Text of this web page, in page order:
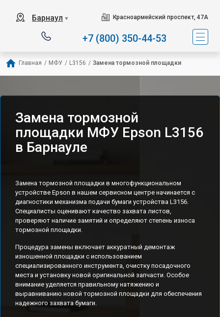
Барнаул ▼ Красноармейский проспект, 47А
+7 (800) 350-44-53
Главная / МФУ / L3156 / Замена тормозной площадки
Замена тормозной
площадки МФУ Epson L3156
в Барнауле
Замена тормозной площадки в многофункциональном
устройстве Epson в нашем сервисном центре начинается с
диагностики механизма подачи бумаги устройства L3156.
Специалисты оценивают качество захвата листов,
проверяют наличие замятий и определяют степень износа
тормозной площадки.
Процедура замены включает аккуратный демонтаж
изношенной площадки с использованием
специализированного инструмента, очистку посадочного
места и установку новой оригинальной запчасти. Особое
внимание уделяется правильному натяжению и
выравниванию новой тормозной площадки для обеспечения
надежного захвата бумаги.